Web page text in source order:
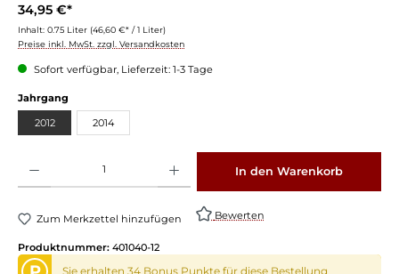
34,95 €*
Inhalt: 0.75 Liter (46,60 €* / 1 Liter)
Preise inkl. MwSt. zzgl. Versandkosten
Sofort verfügbar, Lieferzeit: 1-3 Tage
Jahrgang
2012 2014
In den Warenkorb
Zum Merkzettel hinzufügen Bewerten
Produktnummer: 401040-12
Sie erhalten 34 Bonus Punkte für diese Bestellung